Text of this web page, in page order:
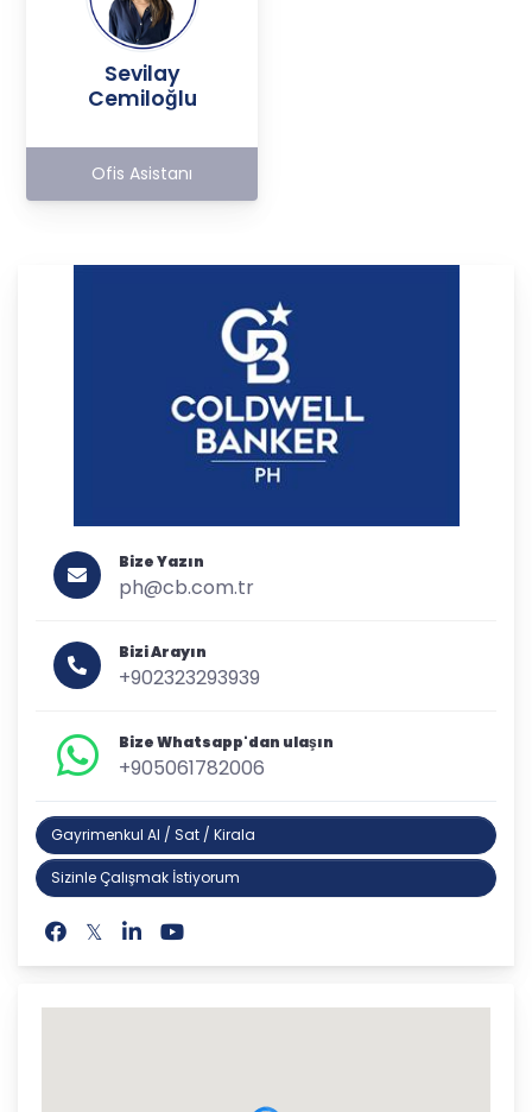
Bize Yazın
ph@cb.com.tr
Bizi Arayın
+902323293939
Bize Whatsapp'dan ulaşın
+905061782006
Gayrimenkul Al / Sat / Kirala
Sizinle Çalışmak İstiyorum
Sevilay
Cemiloğlu
Ofis Asistanı